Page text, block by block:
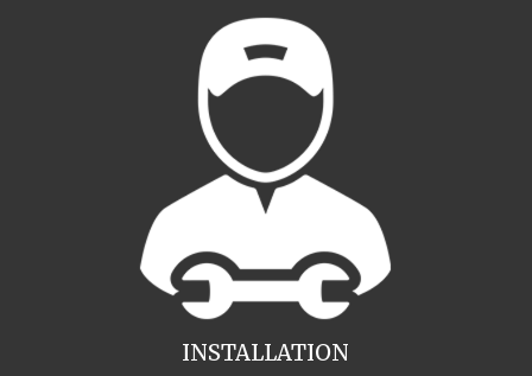
INSTALLATION